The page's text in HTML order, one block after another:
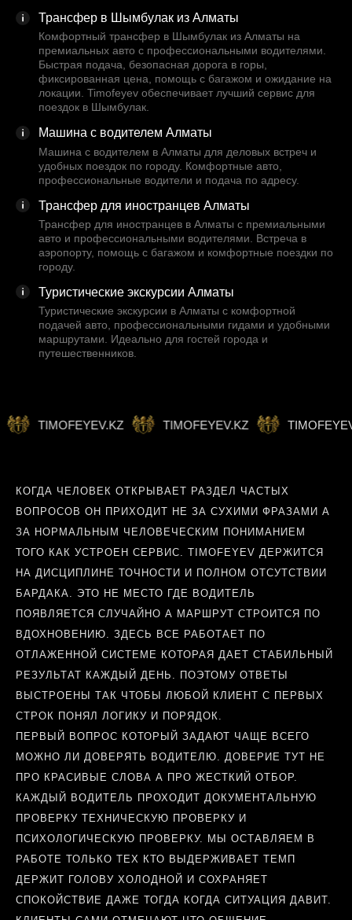
Трансфер в Шымбулак из Алматы
Комфортный трансфер в Шымбулак из Алматы на
премиальных авто с профессиональными водителями.
Быстрая подача, безопасная дорога в горы,
фиксированная цена, помощь с багажом и ожидание на
локации. Timofeyev обеспечивает лучший сервис для
поездок в Шымбулак.
Машина с водителем Алматы
Машина с водителем в Алматы для деловых встреч и
удобных поездок по городу. Комфортные авто,
профессиональные водители и подача по адресу.
Трансфер для иностранцев Алматы
Трансфер для иностранцев в Алматы с премиальными
авто и профессиональными водителями. Встреча в
аэропорту, помощь с багажом и комфортные поездки по
городу.
Туристические экскурсии Алматы
Туристические экскурсии в Алматы с комфортной
подачей авто, профессиональными гидами и удобными
маршрутами. Идеально для гостей города и
путешественников.
TIMOFEYEV.KZ TIMOFEYEV.KZ TIMOFEYEV.KZ
КОГДА ЧЕЛОВЕК ОТКРЫВАЕТ РАЗДЕЛ ЧАСТЫХ
ВОПРОСОВ ОН ПРИХОДИТ НЕ ЗА СУХИМИ ФРАЗАМИ А
ЗА НОРМАЛЬНЫМ ЧЕЛОВЕЧЕСКИМ ПОНИМАНИЕМ
ТОГО КАК УСТРОЕН СЕРВИС. TIMOFEYEV ДЕРЖИТСЯ
НА ДИСЦИПЛИНЕ ТОЧНОСТИ И ПОЛНОМ ОТСУТСТВИИ
БАРДАКА. ЭТО НЕ МЕСТО ГДЕ ВОДИТЕЛЬ
ПОЯВЛЯЕТСЯ СЛУЧАЙНО А МАРШРУТ СТРОИТСЯ ПО
ВДОХНОВЕНИЮ. ЗДЕСЬ ВСЕ РАБОТАЕТ ПО
ОТЛАЖЕННОЙ СИСТЕМЕ КОТОРАЯ ДАЕТ СТАБИЛЬНЫЙ
РЕЗУЛЬТАТ КАЖДЫЙ ДЕНЬ. ПОЭТОМУ ОТВЕТЫ
ВЫСТРОЕНЫ ТАК ЧТОБЫ ЛЮБОЙ КЛИЕНТ С ПЕРВЫХ
СТРОК ПОНЯЛ ЛОГИКУ И ПОРЯДОК.
ПЕРВЫЙ ВОПРОС КОТОРЫЙ ЗАДАЮТ ЧАЩЕ ВСЕГО
МОЖНО ЛИ ДОВЕРЯТЬ ВОДИТЕЛЮ. ДОВЕРИЕ ТУТ НЕ
ПРО КРАСИВЫЕ СЛОВА А ПРО ЖЕСТКИЙ ОТБОР.
КАЖДЫЙ ВОДИТЕЛЬ ПРОХОДИТ ДОКУМЕНТАЛЬНУЮ
ПРОВЕРКУ ТЕХНИЧЕСКУЮ ПРОВЕРКУ И
ПСИХОЛОГИЧЕСКУЮ ПРОВЕРКУ. МЫ ОСТАВЛЯЕМ В
РАБОТЕ ТОЛЬКО ТЕХ КТО ВЫДЕРЖИВАЕТ ТЕМП
ДЕРЖИТ ГОЛОВУ ХОЛОДНОЙ И СОХРАНЯЕТ
СПОКОЙСТВИЕ ДАЖЕ ТОГДА КОГДА СИТУАЦИЯ ДАВИТ.